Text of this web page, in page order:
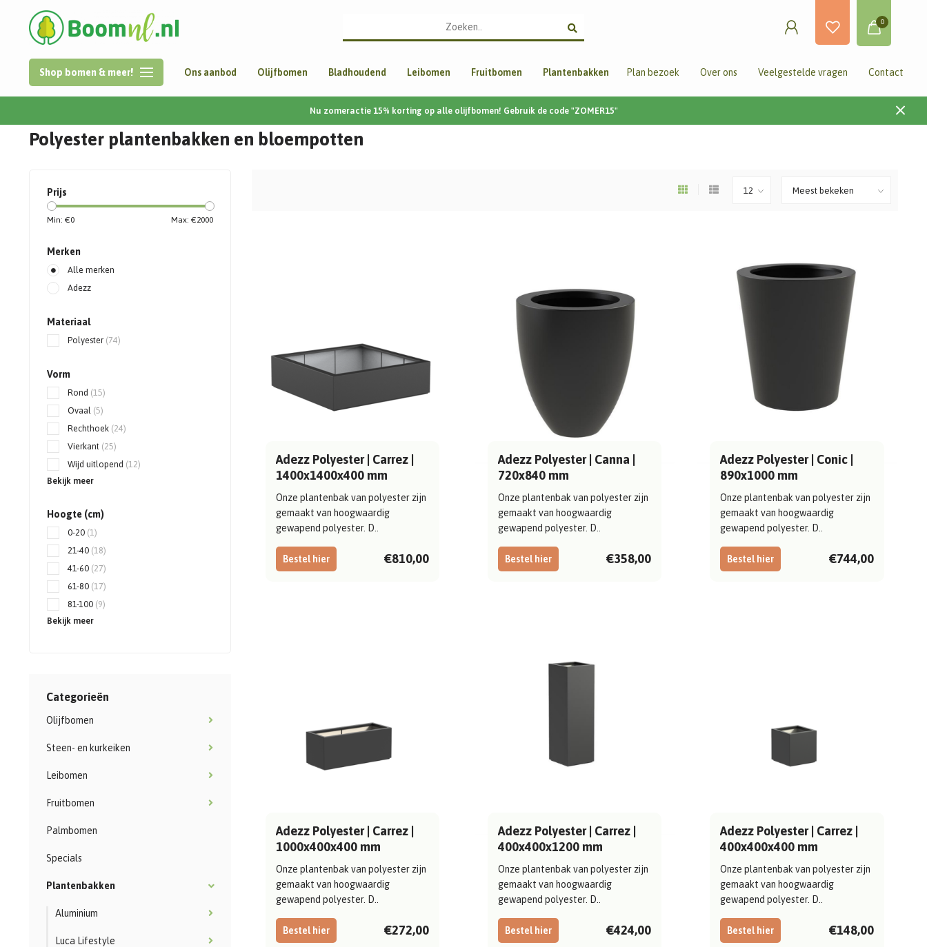
0
Shop bomen & meer! Ons aanbod Olijfbomen Bladhoudend Leibomen Fruitbomen Plantenbakken Plan bezoek Over ons Veelgestelde vragen Contact
Nu zomeractie 15% korting op alle olijfbomen! Gebruik de code "ZOMER15"
Polyester plantenbakken en bloempotten
Prijs
Min: €0 Max: €2000
Merken
Alle merken
Adezz
Materiaal
Polyester (74)
Vorm
Rond (15)
Ovaal (5)
Rechthoek (24)
Vierkant (25)
Wijd uitlopend (12)
Bekijk meer
Hoogte (cm)
0-20 (1)
21-40 (18)
41-60 (27)
61-80 (17)
81-100 (9)
Bekijk meer
Categorieën
Olijfbomen
Steen- en kurkeiken
Leibomen
Fruitbomen
Palmbomen
Specials
Plantenbakken
Aluminium
Luca Lifestyle
Adezz Polyester | Carrez |
1400x1400x400 mm
Onze plantenbak van polyester zijn
gemaakt van hoogwaardig
gewapend polyester. D..
Bestel hier €810,00
Adezz Polyester | Canna |
720x840 mm
Onze plantenbak van polyester zijn
gemaakt van hoogwaardig
gewapend polyester. D..
Bestel hier €358,00
Adezz Polyester | Conic |
890x1000 mm
Onze plantenbak van polyester zijn
gemaakt van hoogwaardig
gewapend polyester. D..
Bestel hier €744,00
Adezz Polyester | Carrez |
1000x400x400 mm
Onze plantenbak van polyester zijn
gemaakt van hoogwaardig
gewapend polyester. D..
Bestel hier €272,00
Adezz Polyester | Carrez |
400x400x1200 mm
Onze plantenbak van polyester zijn
gemaakt van hoogwaardig
gewapend polyester. D..
Bestel hier €424,00
Adezz Polyester | Carrez |
400x400x400 mm
Onze plantenbak van polyester zijn
gemaakt van hoogwaardig
gewapend polyester. D..
Bestel hier €148,00